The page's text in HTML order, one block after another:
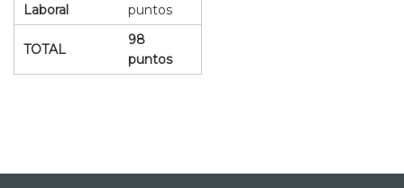
Laboral
puntos
TOTAL
98
puntos